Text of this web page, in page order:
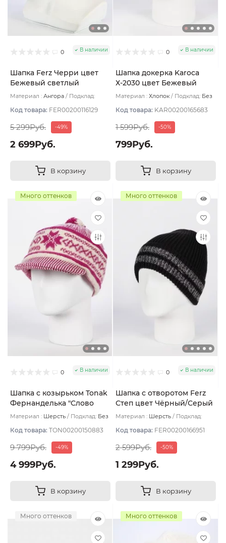
0 В наличии
Шапка Ferz Черри цвет
Бежевый светлый
Материал : Ангора
Подклад:
Код товара: FER00200116129
5 299Руб. -49%
2 699Руб.
В корзину
0 В наличии
Шапка докерка Karoca
Х-2030 цвет Бежевый
светлый
Материал : Хлопок Подклад: Без
Код товара: KAR00200165683
1 599Руб. -50%
799Руб.
В корзину
Много оттенков
0 В наличии
Шапка с козырьком Tonak
Фернанделька "Слово
пацана" цвет фуксия/бел
Материал : Шерсть Подклад: Без
Код товара: TON00200150883
9 799Руб. -49%
4 999Руб.
В корзину
Много оттенков
0 В наличии
Шапка с отворотом Ferz
Степ цвет Чёрный/Серый
Материал : Шерсть
Подклад:
Код товара: FER00200166951
2 599Руб. -50%
1 299Руб.
В корзину
Много оттенков Много оттенков